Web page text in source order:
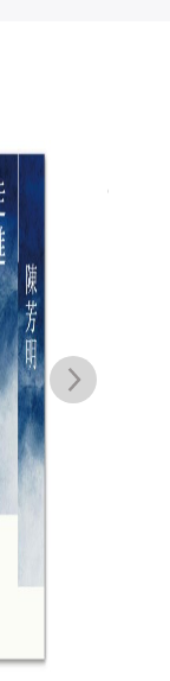
開課
府四春卷
版】
娟
580
458